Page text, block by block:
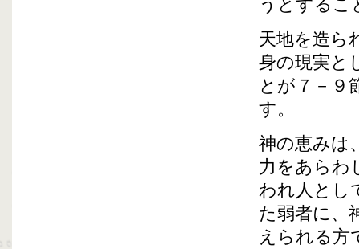
うとするこ
天地を造ら
身の現実と
とが７－９
す。
神の恵みは
力をあらわ
われ人とし
た弱者に、
えられる方